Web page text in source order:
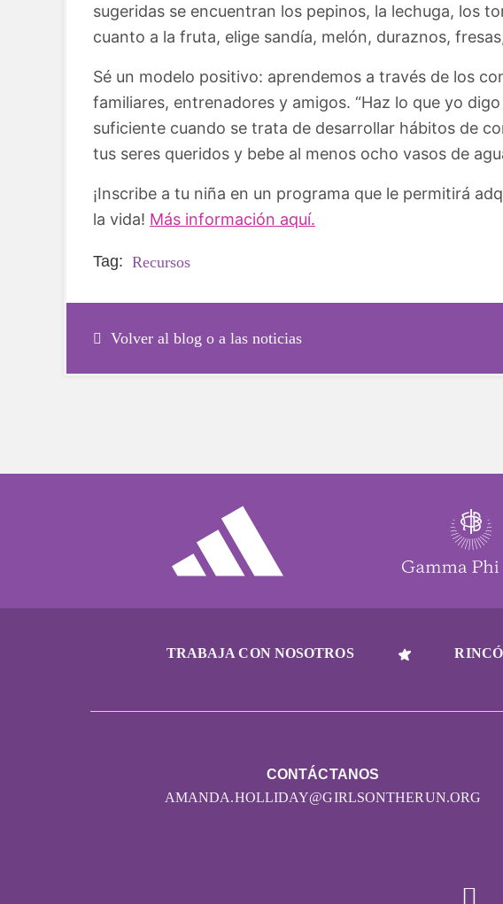
sugeridas se encuentran los pepinos, la lechuga, los
cuanto a la fruta, elige sandía, melón, duraznos,
Sé un modelo positivo: aprendemos a través de los
familiares, entrenadores y amigos. “Haz lo que yo
suficiente cuando se trata de desarrollar hábitos de
tus seres queridos y bebe al menos ocho vasos de
¡Inscribe a tu niña en un programa que le permitirá
la vida! Más información aquí.
Tag: Recursos
Volver al blog o a las noticias
TRABAJA CON NOSOTROS
CONTÁCTANOS
AMANDA.HOLLIDAY@GIRLSONTHERUN.ORG